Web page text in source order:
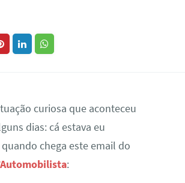
curiosa que aconteceu
dias: cá estava eu
chega este email do
: